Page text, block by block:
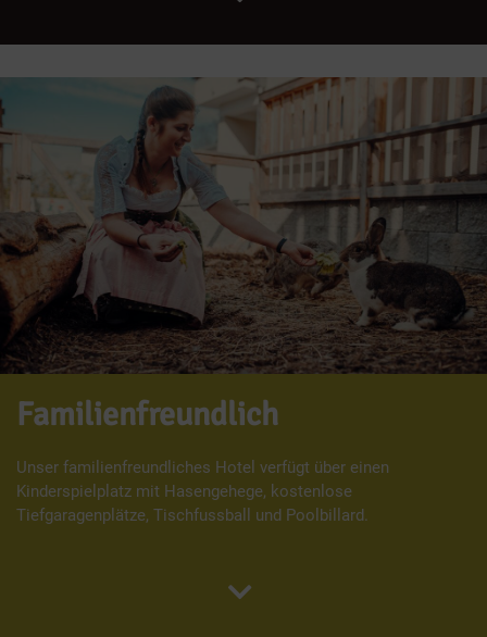
Familienfreundlich
Unser familienfreundliches Hotel verfügt über einen
Kinderspielplatz mit Hasengehege, kostenlose
Tiefgaragenplätze, Tischfussball und Poolbillard.